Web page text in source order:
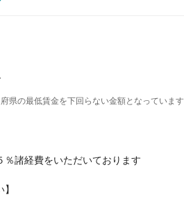
県の最低賃金を下回らない金額となっています
諸経費をいただいております